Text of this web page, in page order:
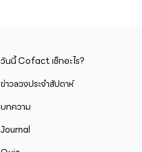
วันนี้ Cofact เช็กอะไร?
ข่าวลวงประจำสัปดาห์
บทความ
Journal